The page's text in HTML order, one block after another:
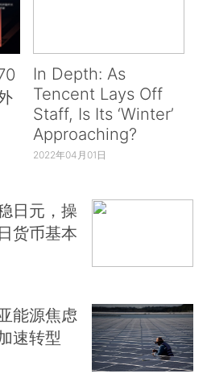
In Depth: As
Tencent Lays Off
Staff, Is Its ‘Winter’
Approaching?
2022年04月01日
日元，操
货币基本
能源焦虑
速转型